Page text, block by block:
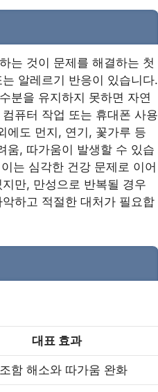
는 것이 문제를 해결하는 첫
알레르기 반응이 있습니다.
분을 유지하지 못하면 자연
퓨터 작업 또는 휴대폰 사용
에도 먼지, 연기, 꽃가루 등
움, 따가움이 발생할 수 있습
는 심각한 건강 문제로 이어
만, 만성으로 반복될 경우
하고 적절한 대처가 필요합
대표 효과
함 해소와 따가움 완화